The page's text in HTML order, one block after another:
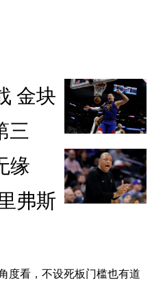
金块
三
缘
弗斯
度看，不设死板门槛也有道